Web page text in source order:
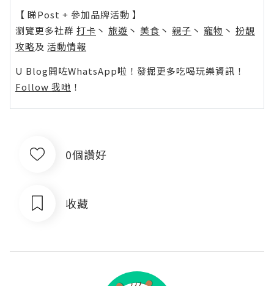
【 睇Post + 參加品牌活動 】
瀏覽更多社群 打卡 丶 旅遊 丶 美食 丶 親子 丶 寵物 丶 扮靚
攻略及 活動情報
U Blog開咗WhatsApp啦！發掘更多吃喝玩樂資訊！
Follow 我哋 ！
0個讚好
收藏